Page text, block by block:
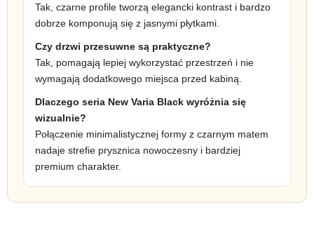
Tak, czarne profile tworzą elegancki kontrast i bardzo
dobrze komponują się z jasnymi płytkami.
Czy drzwi przesuwne są praktyczne?
Tak, pomagają lepiej wykorzystać przestrzeń i nie
wymagają dodatkowego miejsca przed kabiną.
Dlaczego seria New Varia Black wyróżnia się
wizualnie?
Połączenie minimalistycznej formy z czarnym matem
nadaje strefie prysznica nowoczesny i bardziej
premium charakter.